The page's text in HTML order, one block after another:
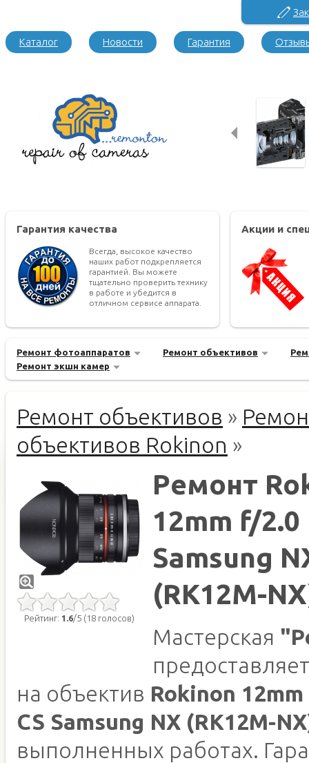
Каталог Новости Гарантия
Гарантия качества
Всегда, высокое качество
наших работ подкрепляется
гарантией. Вы можете
тщательно проверить технику
в работе и убедится в
отличном сервисе аппарата.
Акции и
Ремонт фотоаппаратов Ремонт объективов
Ремонт экшн камер
Ремонт объективов »
объективов Rokinon »
Рейтинг: 1.6/5 (18 голосов)
Ремонт
12mm f/2.0
Samsung
(RK12M-
Мастерская
на объектив Rokinon
CS Samsung NX (RK12M-
выполненных работах.